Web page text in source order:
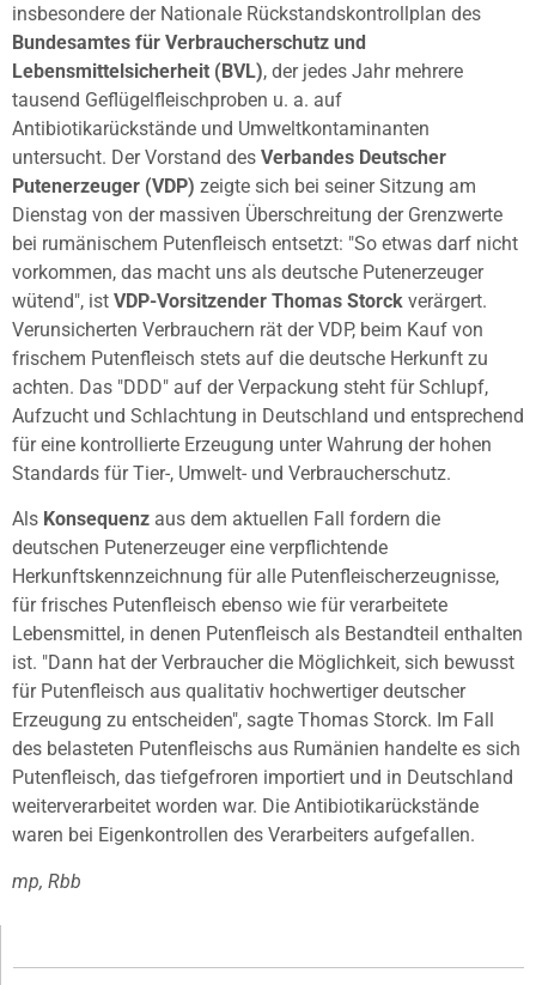
insbesondere der Nationale Rückstandskontrollplan des
Bundesamtes für Verbraucherschutz und
Lebensmittelsicherheit (BVL), der jedes Jahr mehrere
tausend Geflügelfleischproben u. a. auf
Antibiotikarückstände und Umweltkontaminanten
untersucht. Der Vorstand des Verbandes Deutscher
Putenerzeuger (VDP) zeigte sich bei seiner Sitzung am
Dienstag von der massiven Überschreitung der Grenzwerte
bei rumänischem Putenfleisch entsetzt: "So etwas darf nicht
vorkommen, das macht uns als deutsche Putenerzeuger
wütend", ist VDP-Vorsitzender Thomas Storck verärgert.
Verunsicherten Verbrauchern rät der VDP, beim Kauf von
frischem Putenfleisch stets auf die deutsche Herkunft zu
achten. Das "DDD" auf der Verpackung steht für Schlupf,
Aufzucht und Schlachtung in Deutschland und entsprechend
für eine kontrollierte Erzeugung unter Wahrung der hohen
Standards für Tier-, Umwelt- und Verbraucherschutz.
Als Konsequenz aus dem aktuellen Fall fordern die
deutschen Putenerzeuger eine verpflichtende
Herkunftskennzeichnung für alle Putenfleischerzeugnisse,
für frisches Putenfleisch ebenso wie für verarbeitete
Lebensmittel, in denen Putenfleisch als Bestandteil enthalten
ist. "Dann hat der Verbraucher die Möglichkeit, sich bewusst
für Putenfleisch aus qualitativ hochwertiger deutscher
Erzeugung zu entscheiden", sagte Thomas Storck. Im Fall
des belasteten Putenfleischs aus Rumänien handelte es sich
Putenfleisch, das tiefgefroren importiert und in Deutschland
weiterverarbeitet worden war. Die Antibiotikarückstände
waren bei Eigenkontrollen des Verarbeiters aufgefallen.
mp, Rbb